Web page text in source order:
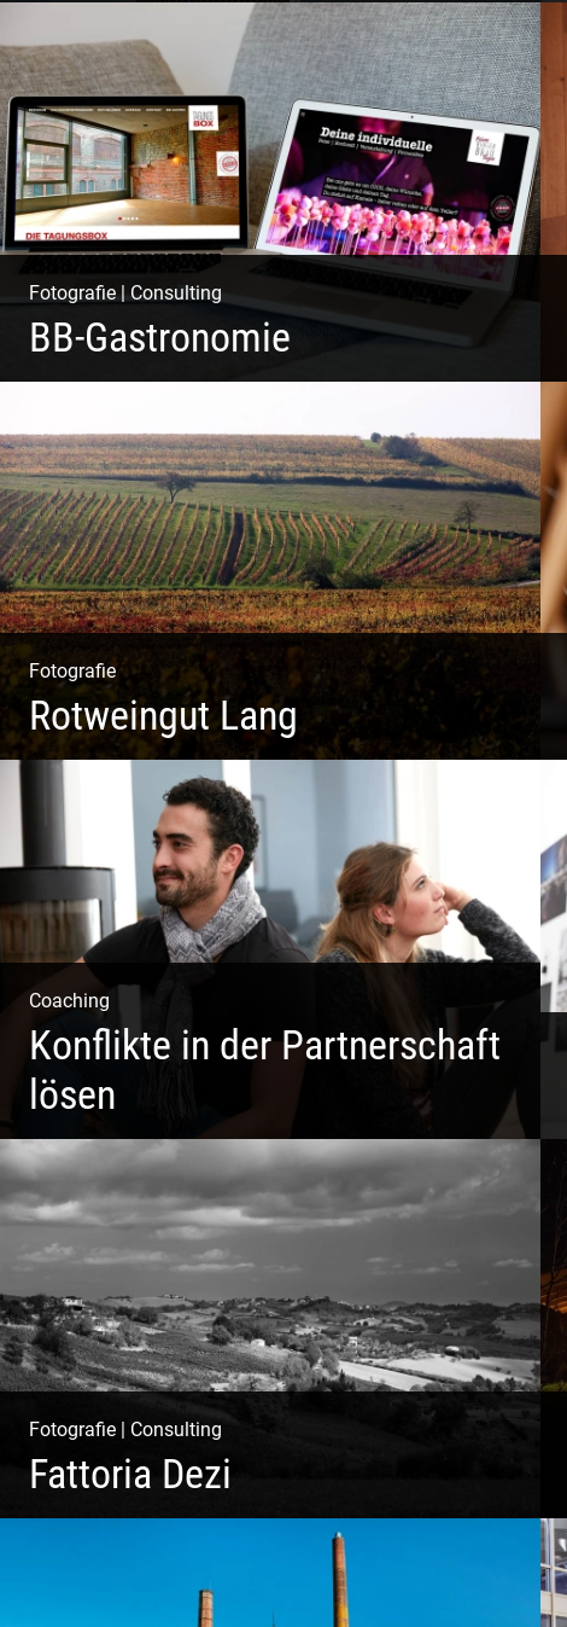
W.U.F.O. Food Orbiter | Event Gastronomie | Catering
Service | Essen & Trinken
Fotografie | Consulting
BB-Gastronomie
Fotografie
Rotweingut Lang
Rotweine aus Österreich | Genussvolle Weinprobe |
Herbstliche Weinberge | Uriger Weinkeller
Coaching
Konflikte in der Partnerschaft
lösen
Paar Coaching – Der Weg in die Leichtigkeit und
Harmonie
Fotografie | Consulting
Fattoria Dezi
Konzeption & Gestaltung | Übersetzung & Medien |